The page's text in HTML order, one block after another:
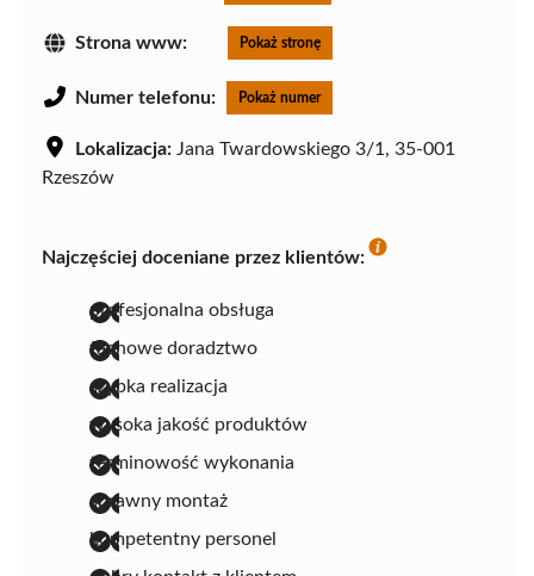
Strona www: Pokaż stronę
Numer telefonu: Pokaż numer
Lokalizacja: Jana Twardowskiego 3/1, 35-001
Rzeszów
Najczęściej doceniane przez klientów:
profesjonalna obsługa
fachowe doradztwo
szybka realizacja
wysoka jakość produktów
terminowość wykonania
sprawny montaż
kompetentny personel